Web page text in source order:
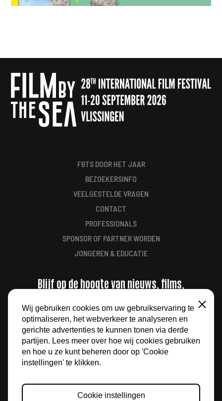
FBTS DOOR HET JAAR
BEZOEKERSINFO
VEELGESTELDE VRAGEN
CONTACT
PROFESSIONALS
SPONSOR OF PARTNER WORDEN
JONGEREN & EDUCATIE
Blijf op de hoogte van nieuws, films,
AANMELDEN
Wij gebruiken cookies om uw gebruikservaring te
optimaliseren, het webverkeer te analyseren en
gerichte advertenties te kunnen tonen via derde
partijen. Lees meer over hoe wij cookies gebruiken
en hoe u ze kunt beheren door op 'Cookie
instellingen' te klikken.
Sluiten
Cookie instellingen